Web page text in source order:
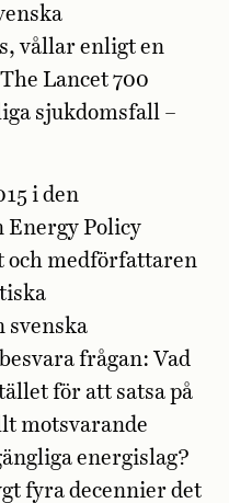
vållar enligt en
Lancet 700
sjukdomsfall –
i den
Policy
och medförfattaren
svenska
frågan: Vad
för att satsa på
motsvarande
energislag?
fyra decennier det